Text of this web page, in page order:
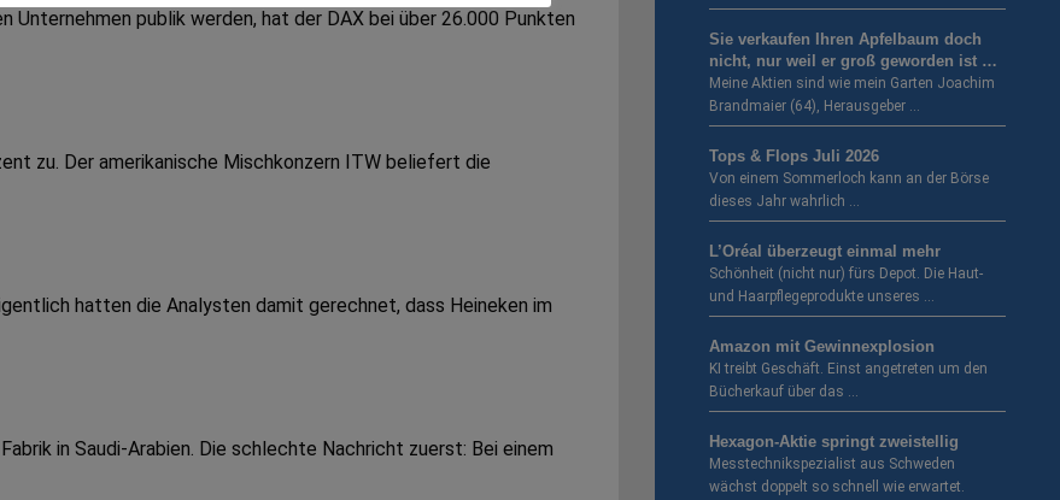
publik werden, hat der DAX bei über 26.000 Punkten
zu. Der amerikanische Mischkonzern ITW beliefert die
hatten die Analysten damit gerechnet, dass Heineken im
in Saudi-Arabien. Die schlechte Nachricht zuerst: Bei einem
Sie verkaufen Ihren Apfelbaum doch
nicht, nur weil er groß geworden ist …
Meine Aktien sind wie mein Garten Joachim
Brandmaier (64), Herausgeber …
Tops & Flops Juli 2026
Von einem Sommerloch kann an der Börse
dieses Jahr wahrlich …
L’Oréal überzeugt einmal mehr
Schönheit (nicht nur) fürs Depot. Die Haut-
und Haarpflegeprodukte unseres …
Amazon mit Gewinnexplosion
KI treibt Geschäft. Einst angetreten um den
Bücherkauf über das …
Hexagon-Aktie springt zweistellig
Messtechnikspezialist aus Schweden
wächst doppelt so schnell wie erwartet.